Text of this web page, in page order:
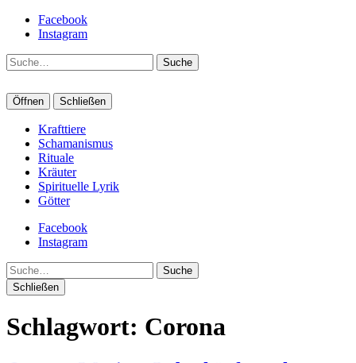
Facebook
Instagram
Suche
Öffnen Schließen
Krafttiere
Schamanismus
Rituale
Kräuter
Spirituelle Lyrik
Götter
Facebook
Instagram
Suche
Schließen
Schlagwort: Corona